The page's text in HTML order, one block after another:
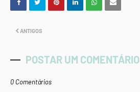
ANTIGOS
POSTAR UM COMENTÁRIO
0 Comentários